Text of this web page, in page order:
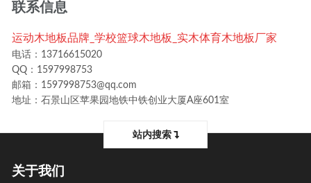
联系信息
运动木地板品牌_学校篮球木地板_实木体育木地板厂家
电话：13716615020
QQ：1597998753
邮箱：1597998753@qq.com
地址：石景山区苹果园地铁中铁创业大厦A座601室
站内搜索
关于我们